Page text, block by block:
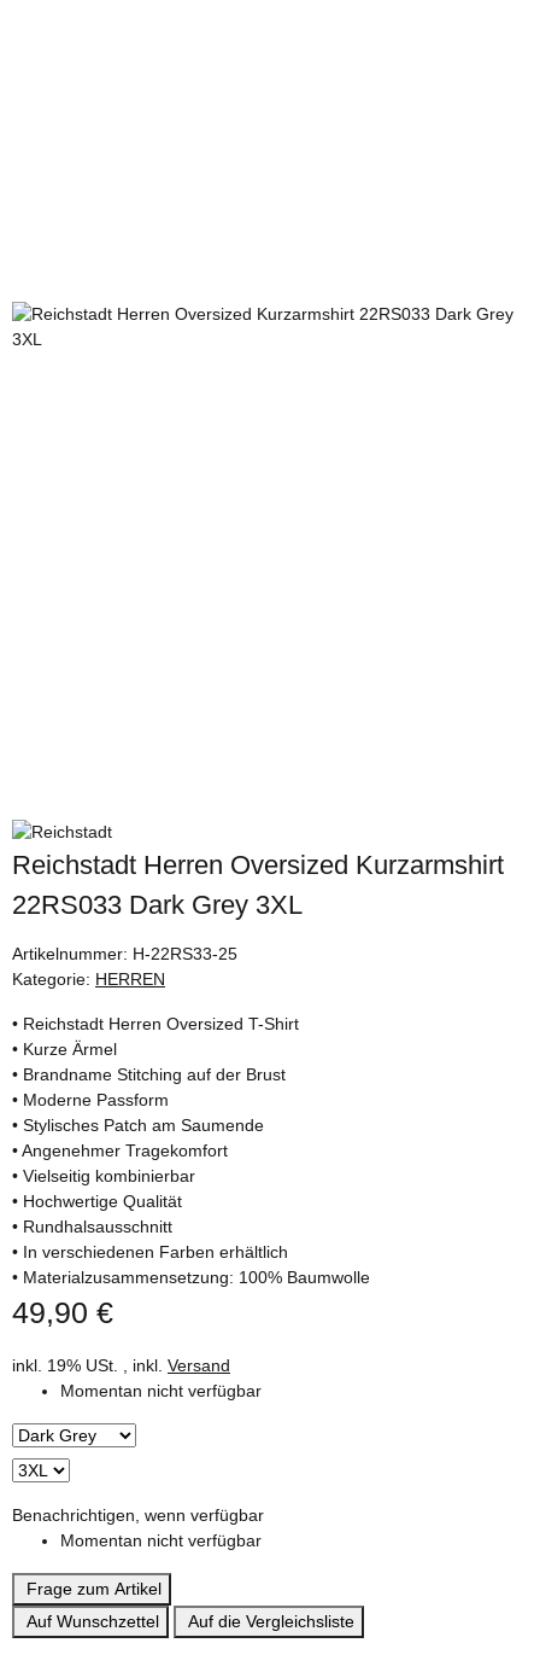
Reichstadt Herren Oversized Kurzarmshirt
22RS033 Dark Grey 3XL
Artikelnummer: H-22RS33-25
Kategorie: HERREN
• Reichstadt Herren Oversized T-Shirt
• Kurze Ärmel
• Brandname Stitching auf der Brust
• Moderne Passform
• Stylisches Patch am Saumende
• Angenehmer Tragekomfort
• Vielseitig kombinierbar
• Hochwertige Qualität
• Rundhalsausschnitt
• In verschiedenen Farben erhältlich
• Materialzusammensetzung: 100% Baumwolle
49,90 €
inkl. 19% USt. , inkl. Versand
Momentan nicht verfügbar
Benachrichtigen, wenn verfügbar
Momentan nicht verfügbar
Frage zum Artikel
Auf Wunschzettel
Auf die Vergleichsliste